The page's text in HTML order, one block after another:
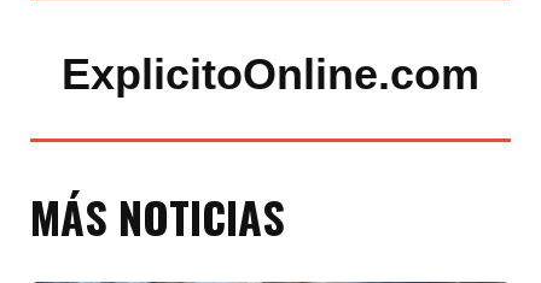
ExplicitoOnline.com
MÁS NOTICIAS